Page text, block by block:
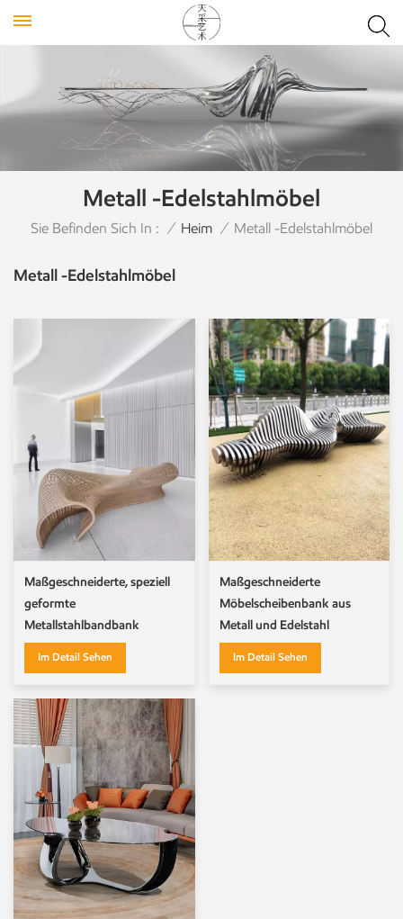
Metall -Edelstahlmöbel
Sie Befinden Sich In : / Heim / Metall -Edelstahlmöbel
Metall -Edelstahlmöbel
Maßgeschneiderte, speziell
geformte
Metallstahlbandbank
Im Detail Sehen
Maßgeschneiderte
Möbelscheibenbank aus
Metall und Edelstahl
Im Detail Sehen